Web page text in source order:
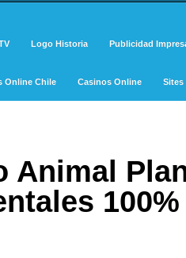
Logo Historia Publicidad
Online Chile Casinos Online Sites
Animal